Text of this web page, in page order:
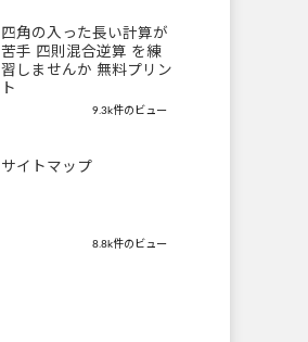
四角の入った長い計算が
苦手 四則混合逆算 を練
習しませんか 無料プリン
ト
9.3k件のビュー
サイトマップ
8.8k件のビュー